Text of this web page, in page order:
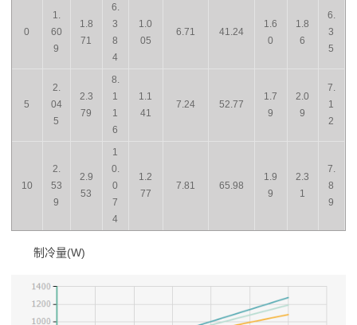
0
1.
60
9
1.8
71
6.
3
8
4
1.0
05
6.71 41.24
1.6
0
1.8
6
6.
3
5
5
2.
04
5
2.3
79
8.
1
1
6
1.1
41
7.24 52.77
1.7
9
2.0
9
7.
1
2
10
2.
53
9
2.9
53
1
0.
0
7
4
1.2
77
7.81 65.98
1.9
9
2.3
1
7.
8
9
制冷量(W)